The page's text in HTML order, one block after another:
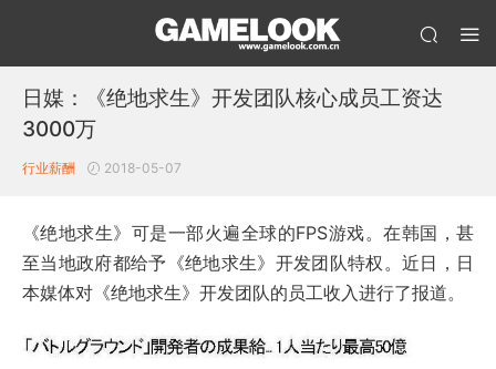
日媒：《绝地求生》开发团队核心成员工资达
3000万
行业薪酬 2018-05-07
《绝地求生》可是一部火遍全球的FPS游戏。在韩国，甚
至当地政府都给予《绝地求生》开发团队特权。近日，日
本媒体对《绝地求生》开发团队的员工收入进行了报道。